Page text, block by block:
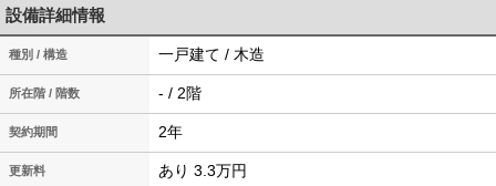
設備詳細情報
種別 / 構造 一戸建て / 木造
所在階 / 階数 - / 2階
契約期間 2年
更新料 あり 3.3万円